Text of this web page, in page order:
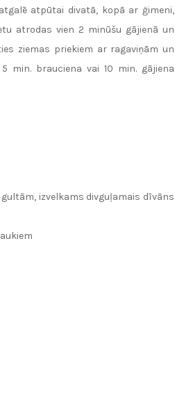
atpūtai divatā, kopā ar ģimeni,
atrodas vien 2 minūšu gājienā un
ziemas priekiem ar ragaviņām un
min. brauciena vai 10 min. gājiena
izvelkams divguļamais dīvāns